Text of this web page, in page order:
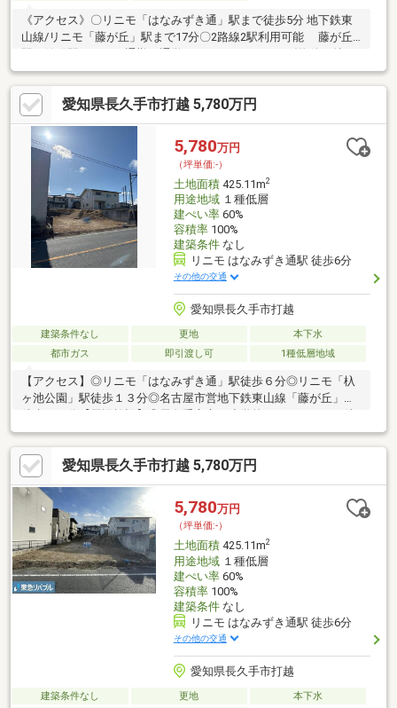
《アクセス》〇リニモ「はなみずき通」駅まで徒歩5分 地下鉄東
山線/リニモ「藤が丘」駅まで17分〇2路線2駅利用可能 藤が丘
徴》〇土地面積174.31㎡（52.72坪）の整形地〇北側前面道路は幅
員6.0mとゆとりがあります〇道路より宅盤が高く、歩行者の目線
が気にならずお過ごしいただけます〇建築条件付き土地ではござ
いません お好きなハウスメーカーや工務店にて建築可能です〇
「長久手市中央図書館」をはじめとする公共施設、グランドや遊
具が充実した「後山公園」があり、緑豊かで落ち着いたエリアで
愛知県長久手市打越 5,780万円
5,780万円
（坪単価:-）
土地面積425.11m2
用途地域１種低層
建ぺい率60%
容積率100%
建築条件なし
リニモ はなみずき通駅 徒歩6分
その他の交通
愛知県長久手市打越
建築条件なし 更地
本下水
都市ガス
即引渡し可 1種低層地域
【アクセス】◎リニモ「はなみずき通」駅徒歩６分◎リニモ「杁
ヶ池公園」駅徒歩１３分◎名古屋市営地下鉄東山線「藤が丘」駅
歩３分）◎長久手立北中学校まで２，０５２ｍ（徒歩２６分）◎
セブンイレブン長久手はなみずき店まで４２０ｍ（徒歩６分）◎
アピタ長久手店まで１，０００ｍ（徒歩１３分）◎V・drug長久
手店まで５７０ｍ（徒歩８分）◎ローソン長久手塚田店まで６８
０ｍ（徒歩９分
愛知県長久手市打越 5,780万円
5,780万円
（坪単価:-）
土地面積425.11m2
用途地域１種低層
建ぺい率60%
容積率100%
建築条件なし
リニモ はなみずき通駅 徒歩6分
その他の交通
愛知県長久手市打越
建築条件なし 更地
本下水